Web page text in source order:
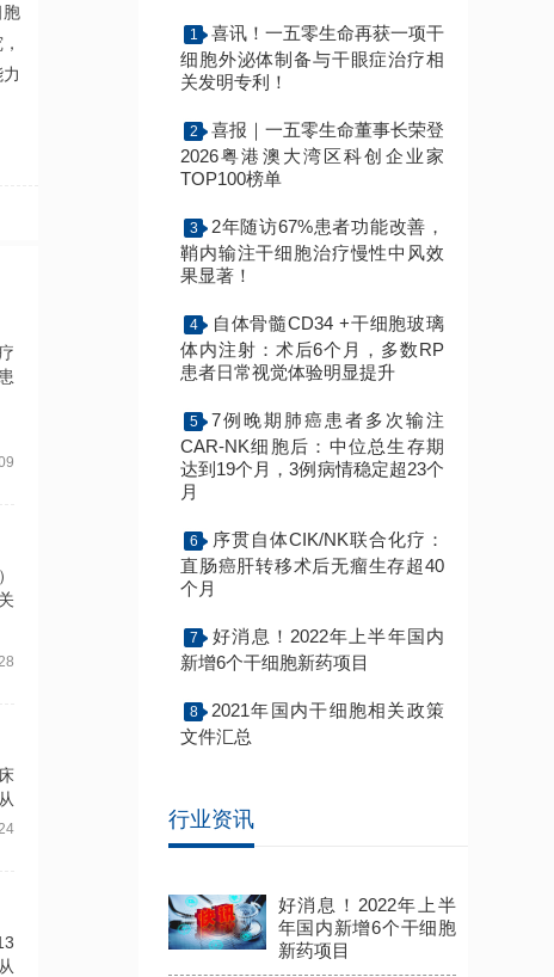
1
喜讯！一五零生命再获一项干
细胞外泌体制备与干眼症治疗相
关发明专利！
2
喜报｜一五零生命董事长荣登
2026粤港澳大湾区科创企业家
TOP100榜单
3
2年随访67%患者功能改善，
鞘内输注干细胞治疗慢性中风效
果显著！
4
自体骨髓CD34 +干细胞玻璃
体内注射：术后6个月，多数RP
患者日常视觉体验明显提升
5
7例晚期肺癌患者多次输注
CAR-NK细胞后：中位总生存期
达到19个月，3例病情稳定超23个
月
6
序贯自体CIK/NK联合化疗：
直肠癌肝转移术后无瘤生存超40
个月
7
好消息！2022年上半年国内
新增6个干细胞新药项目
8
2021年国内干细胞相关政策
文件汇总
行业资讯
好消息！2022年上半
年国内新增6个干细胞
新药项目